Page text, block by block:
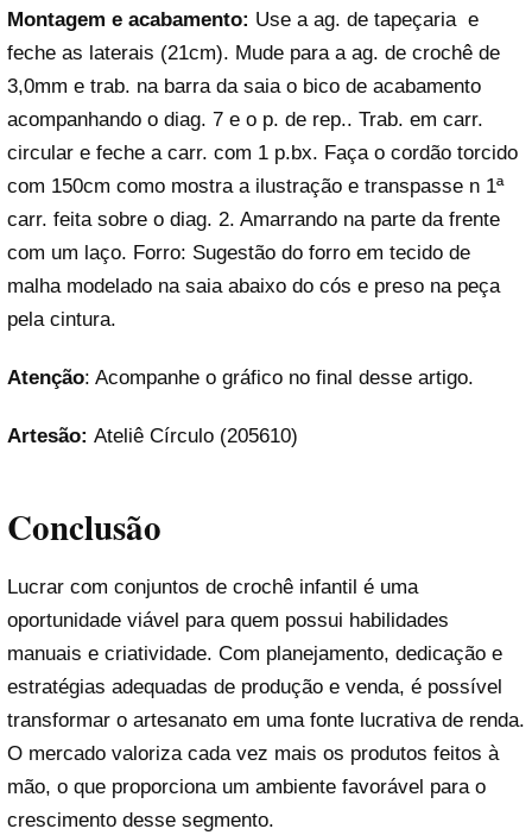
Montagem e acabamento: Use a ag. de tapeçaria e
feche as laterais (21cm). Mude para a ag. de crochê de
3,0mm e trab. na barra da saia o bico de acabamento
acompanhando o diag. 7 e o p. de rep.. Trab. em carr.
circular e feche a carr. com 1 p.bx. Faça o cordão torcido
com 150cm como mostra a ilustração e transpasse n 1ª
carr. feita sobre o diag. 2. Amarrando na parte da frente
com um laço. Forro: Sugestão do forro em tecido de
malha modelado na saia abaixo do cós e preso na peça
pela cintura.
Atenção: Acompanhe o gráfico no final desse artigo.
Artesão: Ateliê Círculo (205610)
Conclusão
Lucrar com conjuntos de crochê infantil é uma
oportunidade viável para quem possui habilidades
manuais e criatividade. Com planejamento, dedicação e
estratégias adequadas de produção e venda, é possível
transformar o artesanato em uma fonte lucrativa de renda.
O mercado valoriza cada vez mais os produtos feitos à
mão, o que proporciona um ambiente favorável para o
crescimento desse segmento.